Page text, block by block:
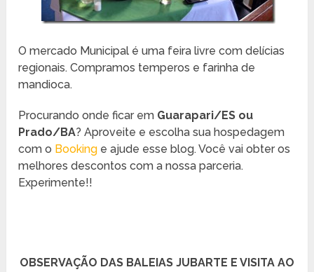
O mercado Municipal é uma feira livre com delícias
regionais. Compramos temperos e farinha de
mandioca.
Procurando onde ficar em Guarapari/ES ou
Prado/BA? Aproveite e escolha sua hospedagem
com o Booking e ajude esse blog. Você vai obter os
melhores descontos com a nossa parceria.
Experimente!!
OBSERVAÇÃO DAS BALEIAS JUBARTE E VISITA AO